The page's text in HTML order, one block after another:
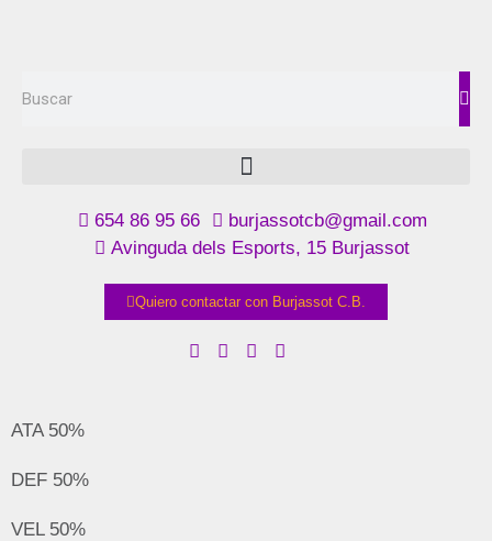
Quiero contactar con Burjassot C.B.
654 86 95 66
burjassotcb@gmail.com
Avinguda dels Esports, 15 Burjassot
ATA 50%
DEF 50%
VEL 50%